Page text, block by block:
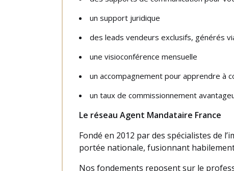
un support juridique
des leads vendeurs exclusifs, générés
une visioconférence mensuelle
un accompagnement pour apprendre à
un taux de commissionnement
Le réseau Agent Mandataire France
Fondé en 2012 par des spécialistes de
portée nationale, fusionnant
Nos fondements reposent sur le